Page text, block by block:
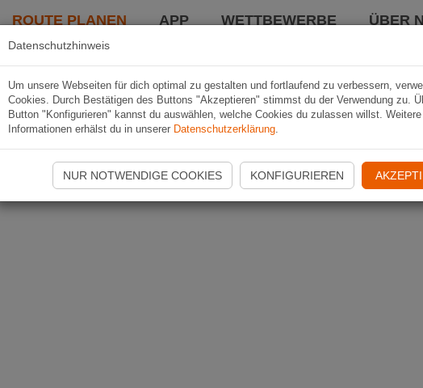
ROUTE PLANEN APP WETTBEWERBE ÜBER
Datenschutzhinweis
Um unsere Webseiten für dich optimal zu gestalten und fortlaufend zu verbessern,
Cookies. Durch Bestätigen des Buttons "Akzeptieren" stimmst du der Verwendung zu.
Button "Konfigurieren" kannst du auswählen, welche Cookies du zulassen willst. Weitere
Informationen erhälst du in unserer Datenschutzerklärung.
NUR NOTWENDIGE COOKIES KONFIGURIEREN